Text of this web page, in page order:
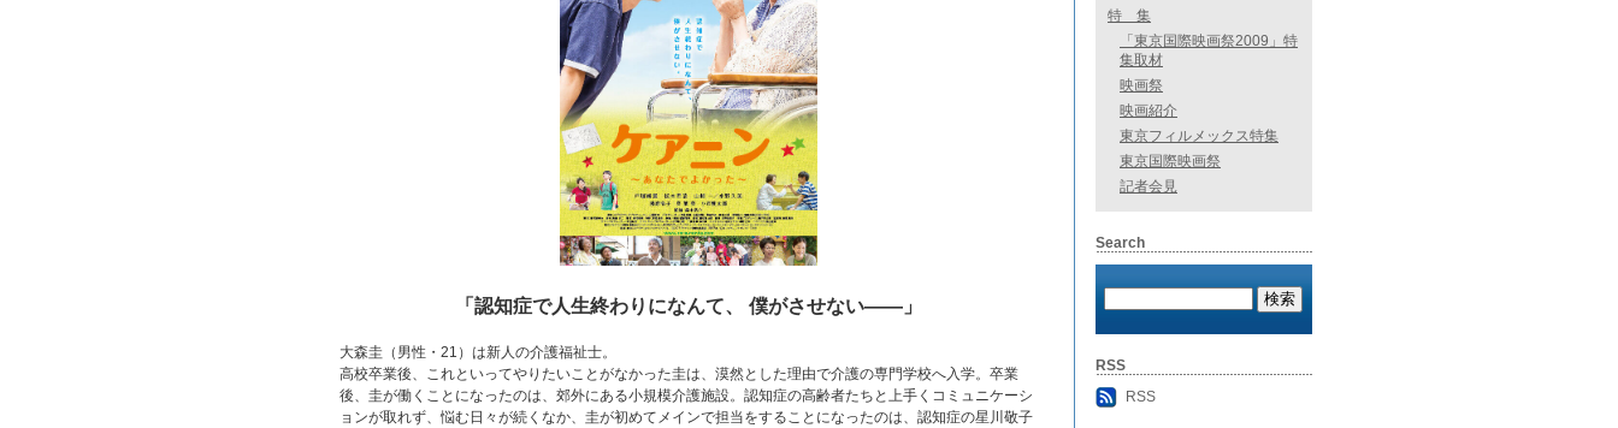
「認知症で人生終わりになんて、 僕がさせない――」
大森圭（男性・21）は新人の介護福祉士。
高校卒業後、これといってやりたいことがなかった圭は、漠然とした理由で介護の専門学校へ入学。卒業
後、圭が働くことになったのは、郊外にある小規模介護施設。認知症の高齢者たちと上手くコミュニケーシ
ョンが取れず、悩む日々が続くなか、圭が初めてメインで担当をすることになったのは、認知症の星川敬子
特 集
「東京国際映画祭2009」特
集取材
映画祭
映画紹介
東京フィルメックス特集
東京国際映画祭
記者会見
Search
RSS
RSS